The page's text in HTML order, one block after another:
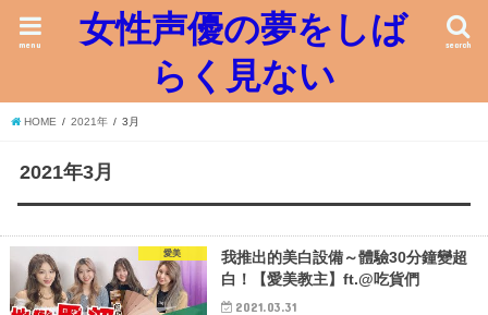
女性声優の夢をしば
らく見ない
search
menu
HOME 2021年 3月
2021年3月
愛美
我推出的美白設備～體驗30分鐘變超
白！【愛美教主】ft.@吃貨們
2021.03.31